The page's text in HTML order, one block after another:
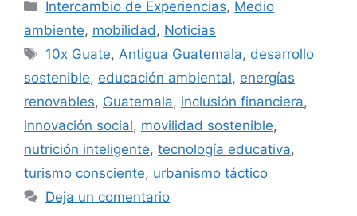
Intercambio de Experiencias, Medio
ambiente, mobilidad , Noticias
Etiquetas
10x Guate, Antigua Guatemala, desarrollo
sostenible, educación ambiental, energías
renovables, Guatemala, inclusión financiera,
innovación social, movilidad sostenible,
nutrición inteligente, tecnología educativa,
turismo consciente, urbanismo táctico
Deja un comentario